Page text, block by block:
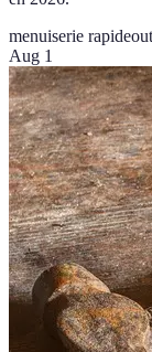
menuiserie rapide
Aug 1